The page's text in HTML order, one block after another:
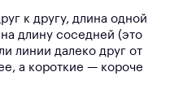
к другу, длина одной
длину соседней (это
линии далеко друг от
а короткие — короче